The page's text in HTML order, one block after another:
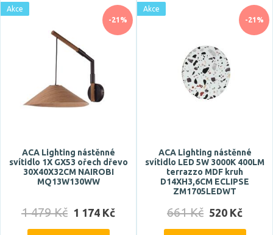
-21%
Akce
ACA Lighting nástěnné
svítidlo 1X GX53 ořech dřevo
30X40X32CM NAIROBI
MQ13W130WW
1 479 Kč 1 174 Kč
-21%
Akce
ACA Lighting nástěnné
svítidlo LED 5W 3000K 400LM
terrazzo MDF kruh
D14XH3,6CM ECLIPSE
ZM1705LEDWT
661 Kč 520 Kč